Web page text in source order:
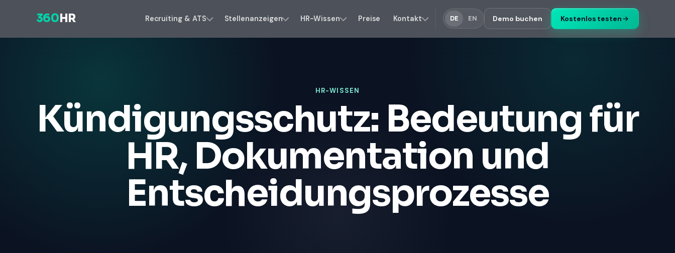
360 HR Recruiting & ATS Stellenanzeigen HR-Wissen Preise Kontakt DE EN Demo buchen Kostenlos testen
HR-WISSEN
Kündigungsschutz: Bedeutung für
HR, Dokumentation und
Entscheidungsprozesse